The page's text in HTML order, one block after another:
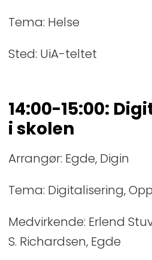
Tema: Helse
Sted: UiA-teltet
14:00-15:00:
i skolen
Arrangør: Egde, Digin
Tema: Digitalisering,
Medvirkende: Erlend
S. Richardsen, Egde